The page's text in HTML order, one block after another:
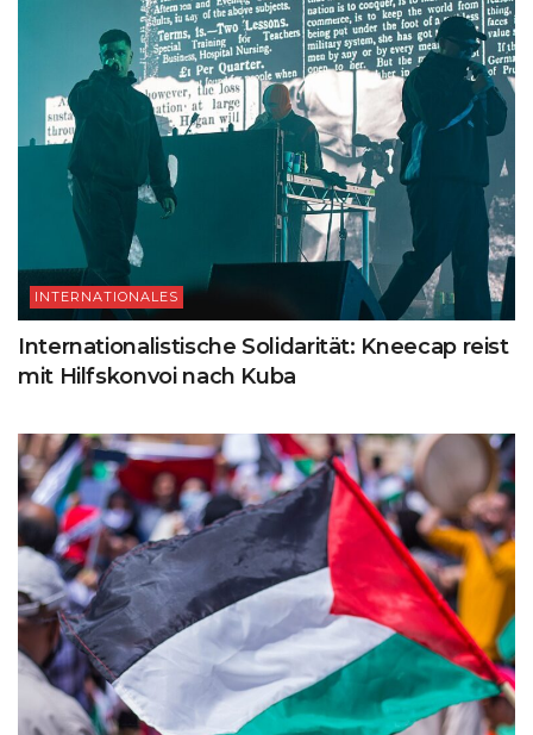
INTERNATIONALES
Internationalistische Solidarität: Kneecap reist
mit Hilfskonvoi nach Kuba